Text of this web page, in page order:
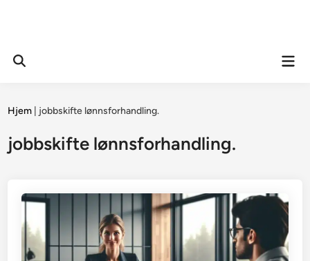
Open
Hjem jobbskifte lønnsforhandling.
jobbskifte lønnsforhandling.